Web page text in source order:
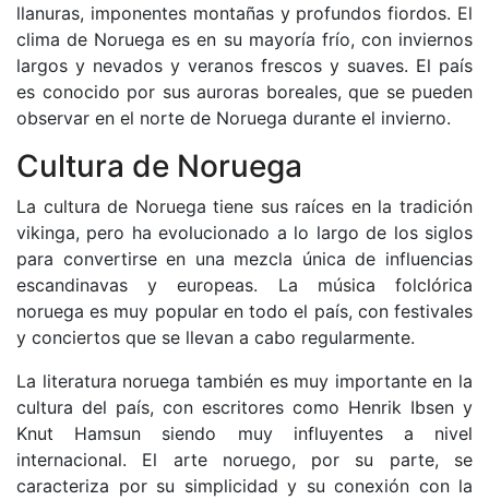
llanuras, imponentes montañas y profundos fiordos. El
clima de Noruega es en su mayoría frío, con inviernos
largos y nevados y veranos frescos y suaves. El país
es conocido por sus auroras boreales, que se pueden
observar en el norte de Noruega durante el invierno.
Cultura de Noruega
La cultura de Noruega tiene sus raíces en la tradición
vikinga, pero ha evolucionado a lo largo de los siglos
para convertirse en una mezcla única de influencias
escandinavas y europeas. La música folclórica
noruega es muy popular en todo el país, con festivales
y conciertos que se llevan a cabo regularmente.
La literatura noruega también es muy importante en la
cultura del país, con escritores como Henrik Ibsen y
Knut Hamsun siendo muy influyentes a nivel
internacional. El arte noruego, por su parte, se
caracteriza por su simplicidad y su conexión con la